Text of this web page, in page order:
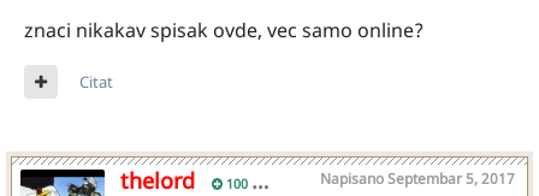
znaci nikakav spisak ovde, vec samo online?
Citat
thelord 100 NapisanoSeptembar 5, 2017